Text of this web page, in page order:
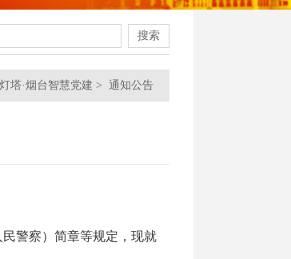
灯塔·烟台智慧党建 > 通知公告
警察）简章等规定，现就